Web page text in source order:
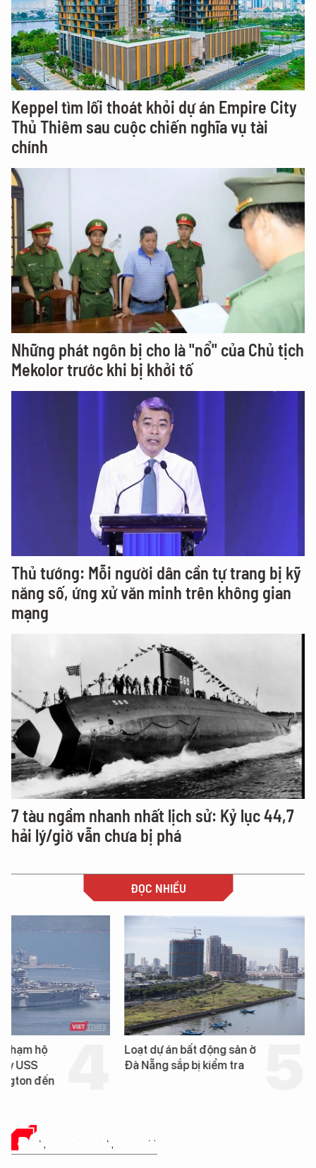
Keppel tìm lối thoát khỏi dự án Empire City
Thủ Thiêm sau cuộc chiến nghĩa vụ tài
chính
Những phát ngôn bị cho là "nổ" của Chủ tịch
Mekolor trước khi bị khởi tố
Thủ tướng: Mỗi người dân cần tự trang bị kỹ
năng số, ứng xử văn minh trên không gian
mạng
7 tàu ngầm nhanh nhất lịch sử: Kỷ lục 44,7
hải lý/giờ vẫn chưa bị phá
ĐỌC NHIỀU
hạm hộ
USS
đến
Loạt dự án bất động sản ở
Đà Nẵng sắp bị kiểm tra
ĐÁNH GIÁ SẢN PHẨM